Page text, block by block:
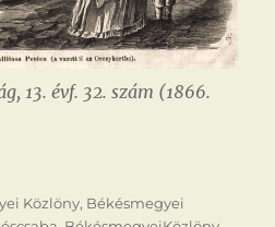
13. évf. 32. szám (1866.
Közlöny, Békésmegyei